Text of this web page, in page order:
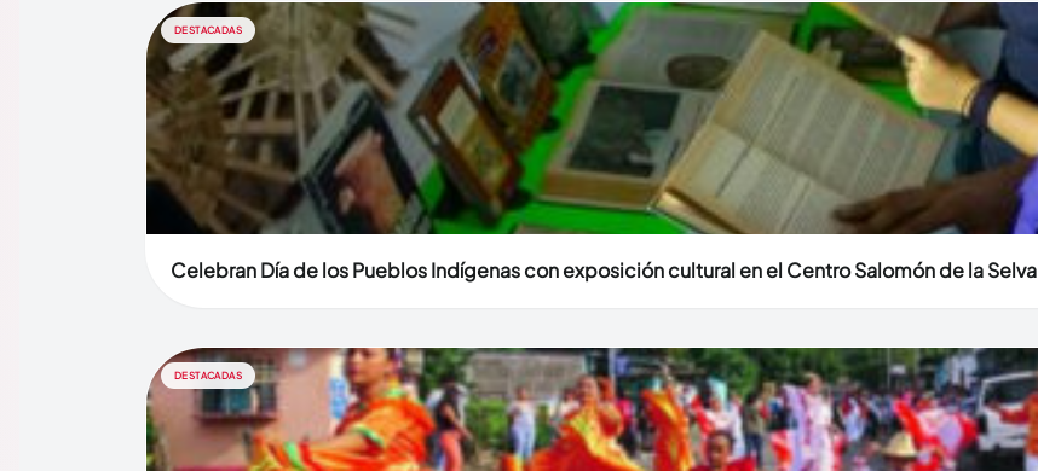
DESTACADAS
Celebran Día de los Pueblos Indígenas con exposición cultural en el Centro Salomón de la Selva
DESTACADAS